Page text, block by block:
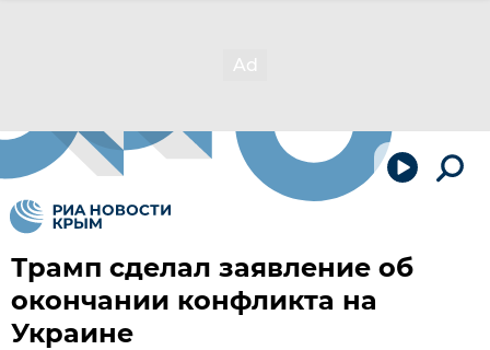
Трамп сделал заявление об
окончании конфликта на
Украине